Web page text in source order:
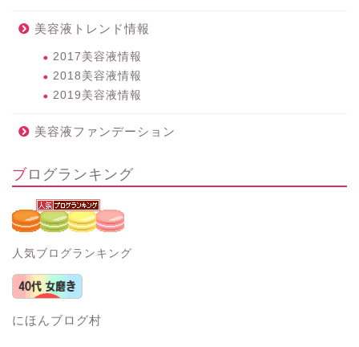
美容液トレンド情報
2017美容液情報
2018美容液情報
2019美容液情報
美容液ファンデーション
ブログランキング
人気ブログランキング
にほんブログ村